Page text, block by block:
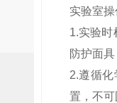
实验室
1.实验时
防护面
2.遵循
置，不